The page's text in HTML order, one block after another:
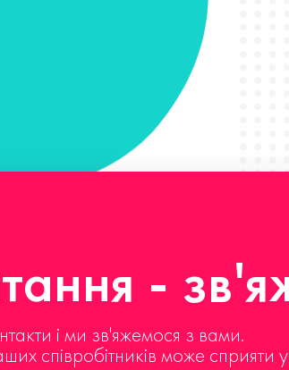
-
і ми зв'яжемося з вами.
співробітників може сприяти